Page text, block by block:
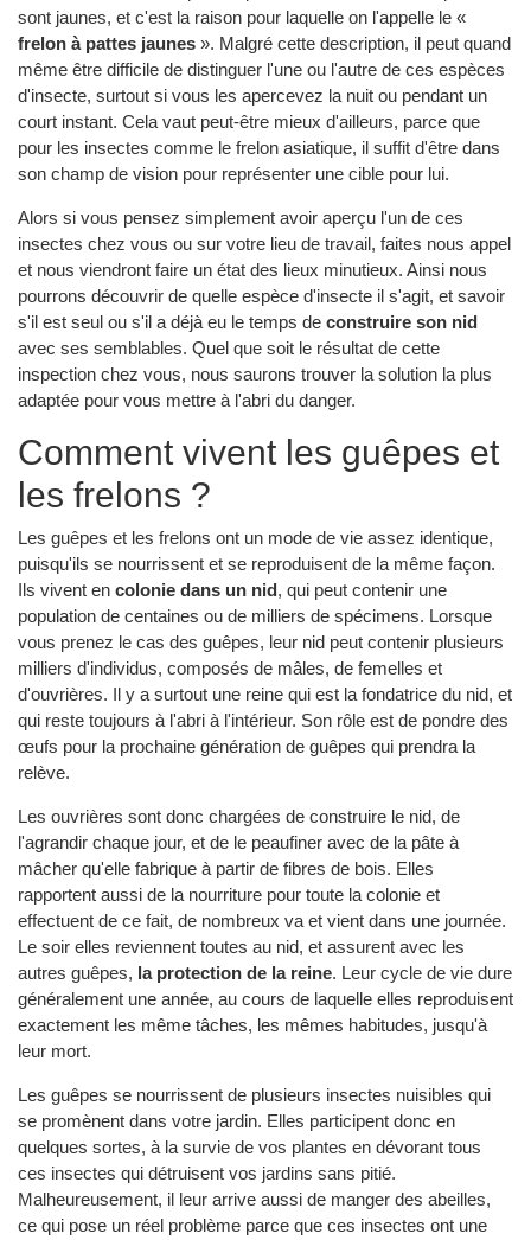
sont jaunes, et c'est la raison pour laquelle on l'appelle le «
frelon à pattes jaunes ». Malgré cette description, il peut quand
même être difficile de distinguer l'une ou l'autre de ces espèces
d'insecte, surtout si vous les apercevez la nuit ou pendant un
court instant. Cela vaut peut-être mieux d'ailleurs, parce que
pour les insectes comme le frelon asiatique, il suffit d'être dans
son champ de vision pour représenter une cible pour lui.
Alors si vous pensez simplement avoir aperçu l'un de ces
insectes chez vous ou sur votre lieu de travail, faites nous appel
et nous viendront faire un état des lieux minutieux. Ainsi nous
pourrons découvrir de quelle espèce d'insecte il s'agit, et savoir
s'il est seul ou s'il a déjà eu le temps de construire son nid
avec ses semblables. Quel que soit le résultat de cette
inspection chez vous, nous saurons trouver la solution la plus
adaptée pour vous mettre à l'abri du danger.
Comment vivent les guêpes et
les frelons ?
Les guêpes et les frelons ont un mode de vie assez identique,
puisqu'ils se nourrissent et se reproduisent de la même façon.
Ils vivent en colonie dans un nid, qui peut contenir une
population de centaines ou de milliers de spécimens. Lorsque
vous prenez le cas des guêpes, leur nid peut contenir plusieurs
milliers d'individus, composés de mâles, de femelles et
d'ouvrières. Il y a surtout une reine qui est la fondatrice du nid, et
qui reste toujours à l'abri à l'intérieur. Son rôle est de pondre des
œufs pour la prochaine génération de guêpes qui prendra la
relève.
Les ouvrières sont donc chargées de construire le nid, de
l'agrandir chaque jour, et de le peaufiner avec de la pâte à
mâcher qu'elle fabrique à partir de fibres de bois. Elles
rapportent aussi de la nourriture pour toute la colonie et
effectuent de ce fait, de nombreux va et vient dans une journée.
Le soir elles reviennent toutes au nid, et assurent avec les
autres guêpes, la protection de la reine. Leur cycle de vie dure
généralement une année, au cours de laquelle elles reproduisent
exactement les même tâches, les mêmes habitudes, jusqu'à
leur mort.
Les guêpes se nourrissent de plusieurs insectes nuisibles qui
se promènent dans votre jardin. Elles participent donc en
quelques sortes, à la survie de vos plantes en dévorant tous
ces insectes qui détruisent vos jardins sans pitié.
Malheureusement, il leur arrive aussi de manger des abeilles,
ce qui pose un réel problème parce que ces insectes ont une